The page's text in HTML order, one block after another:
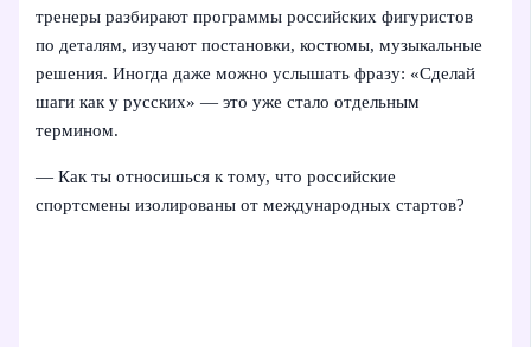
тренеры разбирают программы российских фигуристов
по деталям, изучают постановки, костюмы, музыкальные
решения. Иногда даже можно услышать фразу: «Сделай
шаги как у русских» — это уже стало отдельным
термином.
— Как ты относишься к тому, что российские
спортсмены изолированы от международных стартов?